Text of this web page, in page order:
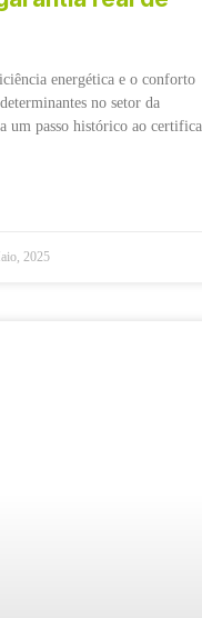
energética e o conforto
no setor da
um passo histórico ao
2025